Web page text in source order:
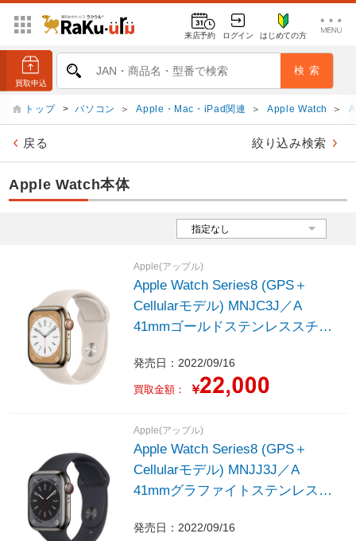
来店予約 ログイン はじめての方
トップ > パソコン ＞ Apple・Mac・iPad関連 ＞ Apple Watch ＞
戻る 絞り込み検索
Apple Watch本体
Apple(アップル)
Apple Watch Series8 (GPS＋
Cellularモデル) MNJC3J／A
41mmゴールドステンレススチー
バンド - レギュラー
発売日：2022/09/16
買取金額： ￥
Apple(アップル)
Apple Watch Series8 (GPS＋
Cellularモデル) MNJJ3J／A
41mmグラファイトステンレスス
ーツバンド - レギュラー
発売日：2022/09/16